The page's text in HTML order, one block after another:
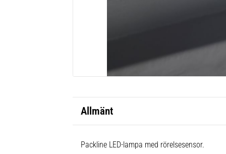
Allmänt
Packline LED-lampa med rörelsesensor.